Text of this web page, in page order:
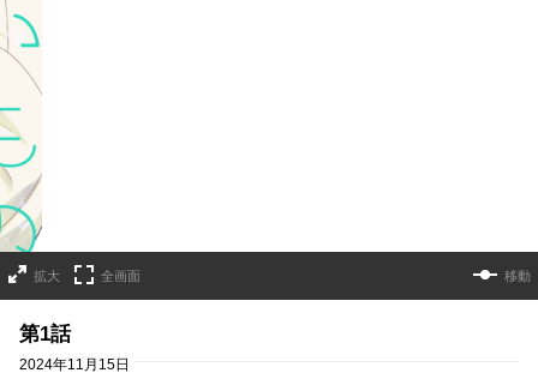
拡大 全画面 移動
第1話
2024年11月15日